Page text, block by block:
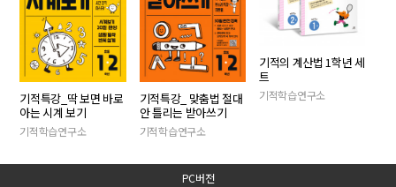
기적특강_딱 보면 바로
아는 시계 보기
기적학습연구소
기적특강_ 맞춤법 절대
안 틀리는 받아쓰기
기적학습연구소
기적의 계산법 1학년 세
트
기적학습연구소
PC버전